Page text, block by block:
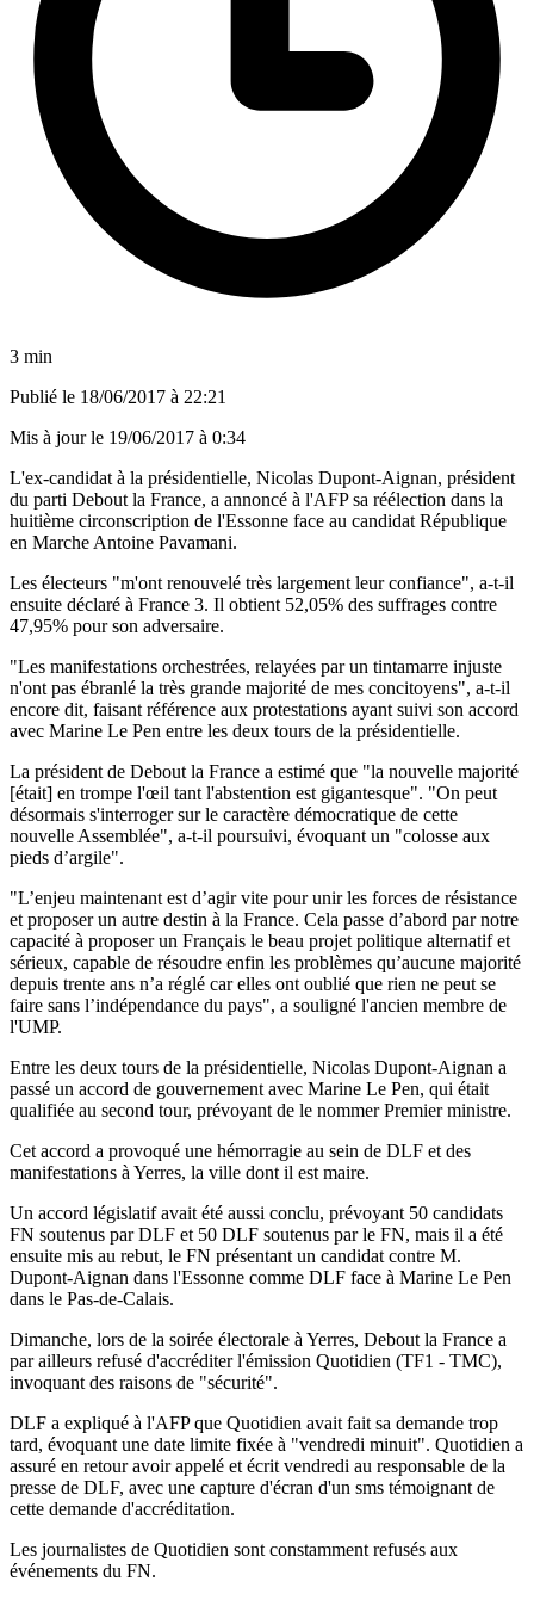
3 min
Publié le 18/06/2017 à 22:21
Mis à jour le 19/06/2017 à 0:34
L'ex-candidat à la présidentielle, Nicolas Dupont-Aignan, président
du parti Debout la France, a annoncé à l'AFP sa réélection dans la
huitième circonscription de l'Essonne face au candidat République
en Marche Antoine Pavamani.
Les électeurs "m'ont renouvelé très largement leur confiance", a-t-il
ensuite déclaré à France 3. Il obtient 52,05% des suffrages contre
47,95% pour son adversaire.
"Les manifestations orchestrées, relayées par un tintamarre injuste
n'ont pas ébranlé la très grande majorité de mes concitoyens", a-t-il
encore dit, faisant référence aux protestations ayant suivi son accord
avec Marine Le Pen entre les deux tours de la présidentielle.
La président de Debout la France a estimé que "la nouvelle majorité
[était] en trompe l'œil tant l'abstention est gigantesque". "On peut
désormais s'interroger sur le caractère démocratique de cette
nouvelle Assemblée", a-t-il poursuivi, évoquant un "colosse aux
pieds d’argile".
"L’enjeu maintenant est d’agir vite pour unir les forces de résistance
et proposer un autre destin à la France. Cela passe d’abord par notre
capacité à proposer un Français le beau projet politique alternatif et
sérieux, capable de résoudre enfin les problèmes qu’aucune majorité
depuis trente ans n’a réglé car elles ont oublié que rien ne peut se
faire sans l’indépendance du pays", a souligné l'ancien membre de
l'UMP.
Entre les deux tours de la présidentielle, Nicolas Dupont-Aignan a
passé un accord de gouvernement avec Marine Le Pen, qui était
qualifiée au second tour, prévoyant de le nommer Premier ministre.
Cet accord a provoqué une hémorragie au sein de DLF et des
manifestations à Yerres, la ville dont il est maire.
Un accord législatif avait été aussi conclu, prévoyant 50 candidats
FN soutenus par DLF et 50 DLF soutenus par le FN, mais il a été
ensuite mis au rebut, le FN présentant un candidat contre M.
Dupont-Aignan dans l'Essonne comme DLF face à Marine Le Pen
dans le Pas-de-Calais.
Dimanche, lors de la soirée électorale à Yerres, Debout la France a
par ailleurs refusé d'accréditer l'émission Quotidien (TF1 - TMC),
invoquant des raisons de "sécurité".
DLF a expliqué à l'AFP que Quotidien avait fait sa demande trop
tard, évoquant une date limite fixée à "vendredi minuit". Quotidien a
assuré en retour avoir appelé et écrit vendredi au responsable de la
presse de DLF, avec une capture d'écran d'un sms témoignant de
cette demande d'accréditation.
Les journalistes de Quotidien sont constamment refusés aux
événements du FN.